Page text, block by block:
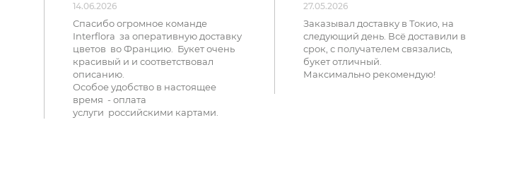
14.06.2026
Спасибо огромное команде
Interflora за оперативную доставку
цветов во Францию. Букет очень
красивый и и соответствовал
описанию.
Особое удобство в настоящее
время - оплата
услуги российскими картами.
27.05.2026
Заказывал доставку в Токио, на
следующий день. Всё доставили в
срок, с получателем связались,
букет отличный.
Максимально рекомендую!